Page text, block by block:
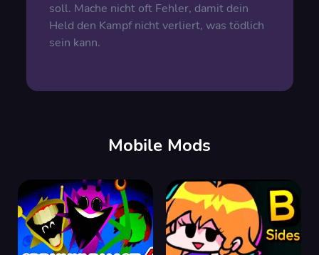
soll. Mache nicht oft Fehler, damit dein
Held den Kampf nicht verliert, was tödlich
sein kann.
Mobile Mods